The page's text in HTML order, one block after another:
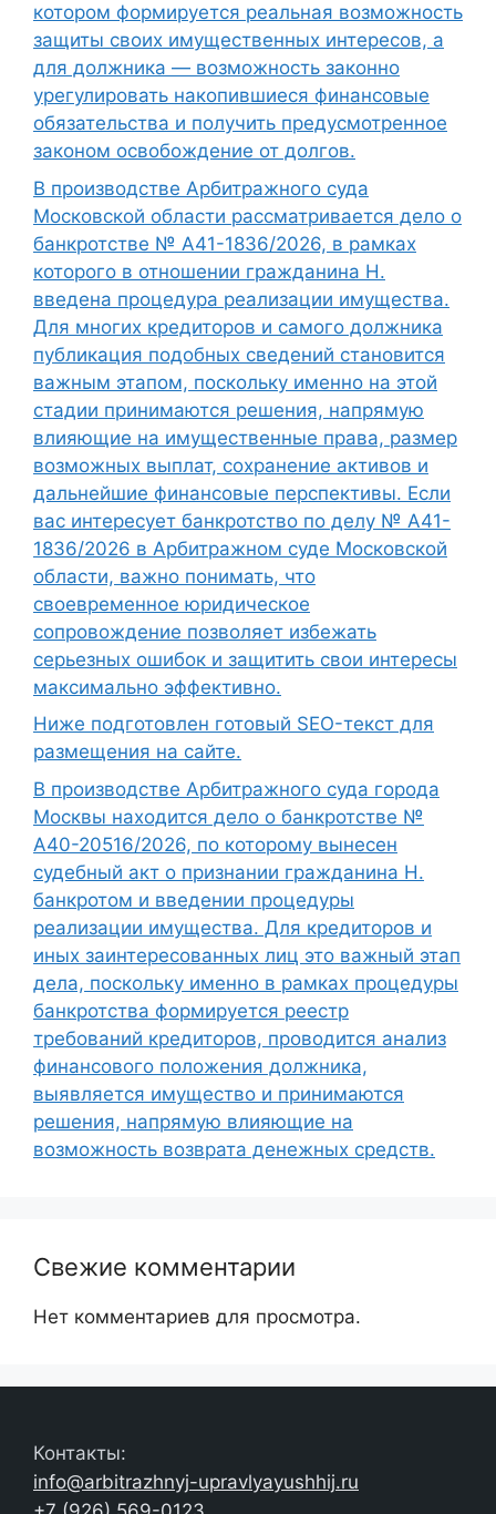
котором формируется реальная возможность
защиты своих имущественных интересов, а
для должника — возможность законно
урегулировать накопившиеся финансовые
обязательства и получить предусмотренное
законом освобождение от долгов.
В производстве Арбитражного суда
Московской области рассматривается дело о
банкротстве № А41-1836/2026, в рамках
которого в отношении гражданина Н.
введена процедура реализации имущества.
Для многих кредиторов и самого должника
публикация подобных сведений становится
важным этапом, поскольку именно на этой
стадии принимаются решения, напрямую
влияющие на имущественные права, размер
возможных выплат, сохранение активов и
дальнейшие финансовые перспективы. Если
вас интересует банкротство по делу № А41-
1836/2026 в Арбитражном суде Московской
области, важно понимать, что
своевременное юридическое
сопровождение позволяет избежать
серьезных ошибок и защитить свои интересы
максимально эффективно.
Ниже подготовлен готовый SEO-текст для
размещения на сайте.
В производстве Арбитражного суда города
Москвы находится дело о банкротстве №
А40-20516/2026, по которому вынесен
судебный акт о признании гражданина Н.
банкротом и введении процедуры
реализации имущества. Для кредиторов и
иных заинтересованных лиц это важный этап
дела, поскольку именно в рамках процедуры
банкротства формируется реестр
требований кредиторов, проводится анализ
финансового положения должника,
выявляется имущество и принимаются
решения, напрямую влияющие на
возможность возврата денежных средств.
Свежие комментарии
Нет комментариев для просмотра.
Контакты:
info@arbitrazhnyj-upravlyayushhij.ru